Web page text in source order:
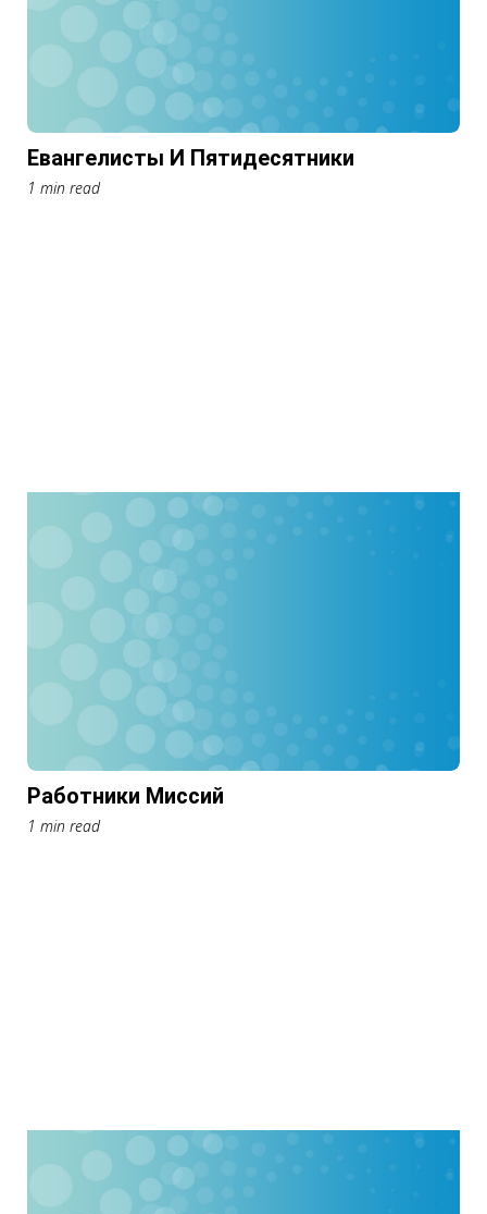
Евангелисты И Пятидесятники
1 min read
Работники Миссий
1 min read